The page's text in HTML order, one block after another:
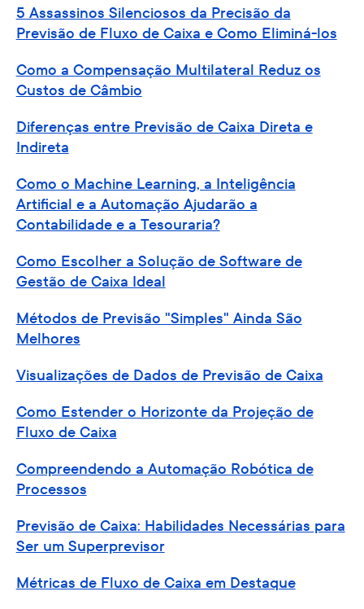
5 Assassinos Silenciosos da Precisão da
Previsão de Fluxo de Caixa e Como Eliminá-los
Como a Compensação Multilateral Reduz os
Custos de Câmbio
Diferenças entre Previsão de Caixa Direta e
Indireta
Como o Machine Learning, a Inteligência
Artificial e a Automação Ajudarão a
Contabilidade e a Tesouraria?
Como Escolher a Solução de Software de
Gestão de Caixa Ideal
Métodos de Previsão "Simples" Ainda São
Melhores
Visualizações de Dados de Previsão de Caixa
Como Estender o Horizonte da Projeção de
Fluxo de Caixa
Compreendendo a Automação Robótica de
Processos
Previsão de Caixa: Habilidades Necessárias para
Ser um Superprevisor
Métricas de Fluxo de Caixa em Destaque